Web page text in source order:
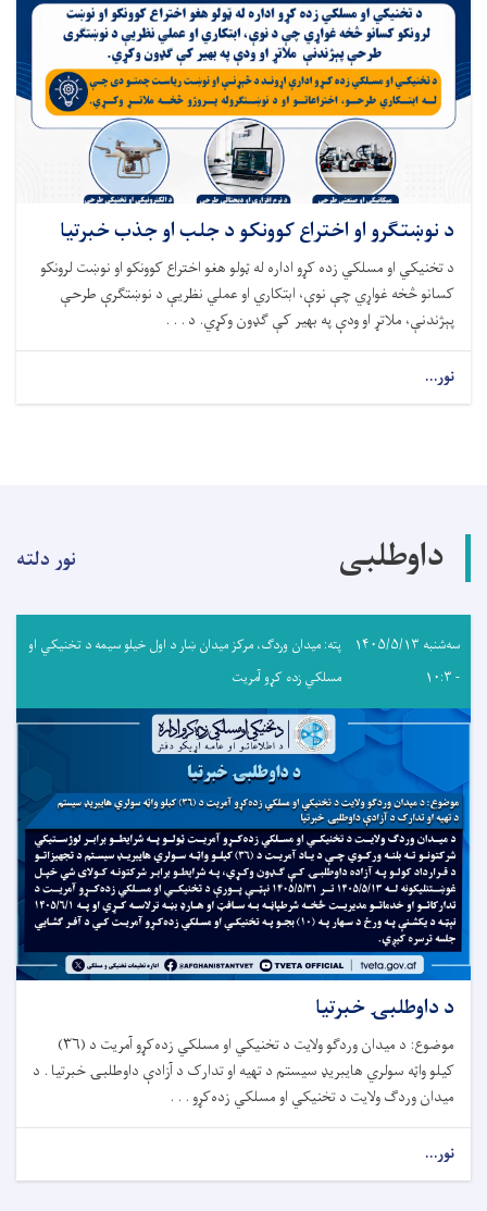
د نوښتګرو او اختراع کوونکو د جلب او جذب خبرتیا
د تخنیکي او مسلکي زده کړو اداره له ټولو هغو اختراع کوونکو او نوښت لرونکو
کسانو څخه غواړي چې نوې، ابتکاري او عملي نظریې د نوښتګرې طرحې
پېژندنې، ملاتړ او ودې په بهیر کې ګډون وکړي. د . . .
نور...
داوطلبی نور دلته
سه‌شنبه ۱۴۰۵/۵/۱۳
- ۱۰:۳
پته: میدان وردګ، مرکز میدان ښار د اول خیلو سیمه د تخنیکي او
مسلکي زده کړو آمریت
د داوطلبۍ خبرتيا
موضوع: د میدان وردګو ولايت د تخنيکي او مسلکي زده‌کړو آمریت د (۳۶)
کیلو واټه سولري هایبریډ سیستم د تهیه او تدارک د آزادې داوطلبۍ خبرتیا . د
میدان وردګ ولایت د تخنيکي او مسلکي زده‌کړو . . .
نور...